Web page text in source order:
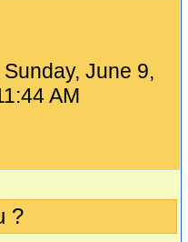
Sunday, June 9,
AM
?